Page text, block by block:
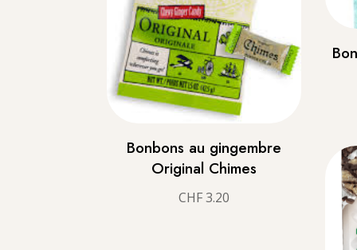
Bonbons au gingembre
Original Chimes
CHF3.20